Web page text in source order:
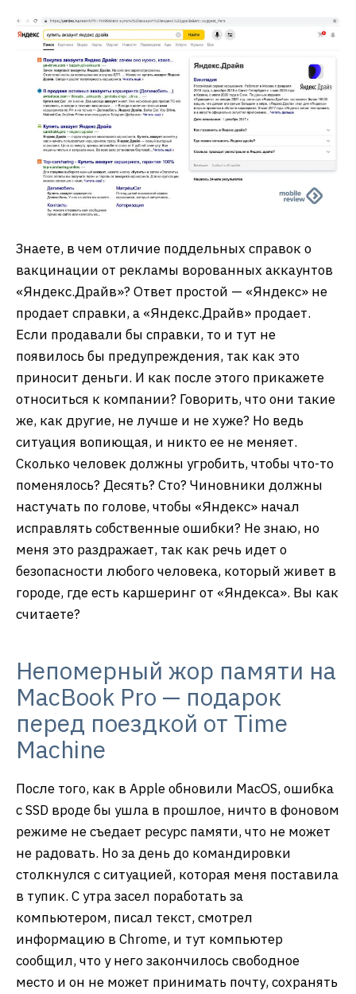
Знаете, в чем отличие поддельных справок о
вакцинации от рекламы ворованных аккаунтов
«Яндекс.Драйв»? Ответ простой — «Яндекс» не
продает справки, а «Яндекс.Драйв» продает.
Если продавали бы справки, то и тут не
появилось бы предупреждения, так как это
приносит деньги. И как после этого прикажете
относиться к компании? Говорить, что они такие
же, как другие, не лучше и не хуже? Но ведь
ситуация вопиющая, и никто ее не меняет.
Сколько человек должны угробить, чтобы что-то
поменялось? Десять? Сто? Чиновники должны
настучать по голове, чтобы «Яндекс» начал
исправлять собственные ошибки? Не знаю, но
меня это раздражает, так как речь идет о
безопасности любого человека, который живет в
городе, где есть каршеринг от «Яндекса». Вы как
считаете?
Непомерный жор памяти на
MacBook Pro — подарок
перед поездкой от Time
Machine
После того, как в Apple обновили MacOS, ошибка
с SSD вроде бы ушла в прошлое, ничто в фоновом
режиме не съедает ресурс памяти, что не может
не радовать. Но за день до командировки
столкнулся с ситуацией, которая меня поставила
в тупик. С утра засел поработать за
компьютером, писал текст, смотрел
информацию в Chrome, и тут компьютер
сообщил, что у него закончилось свободное
место и он не может принимать почту, сохранять